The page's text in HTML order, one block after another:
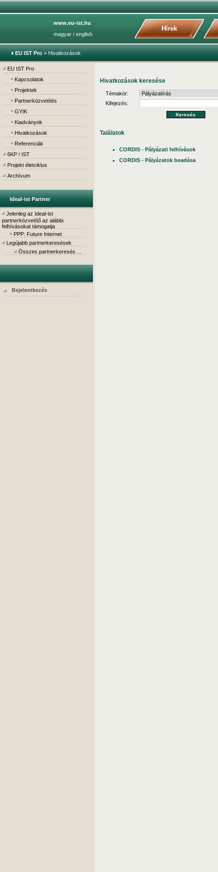
www.eu-ist.hu
magyar / english
Hírek
EU IST Pro » Hivatkozások
EU IST Pro
Kapcsolatok
Projektek
Partnerközvetítés
GYIK
Kiadványok
Hivatkozások
Referenciák
6KP / IST
Projekt életciklus
Archívum
Ideal-ist Partner
Jelenleg az Ideal-ist
partnerközvetítő az alábbi
felhívásokat támogatja
PPP: Future Internet
Legújabb partnerkeresések
Összes partnerkeresés ...
Bejelentkezés
Hivatkozások keresése
Témakör:
Kifejezés:
Találatok
CORDIS - Pályázati felhívások
CORDIS - Pályázatok beadása